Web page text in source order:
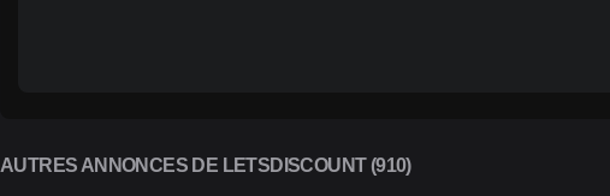
AUTRES ANNONCES DE LETSDISCOUNT (910)